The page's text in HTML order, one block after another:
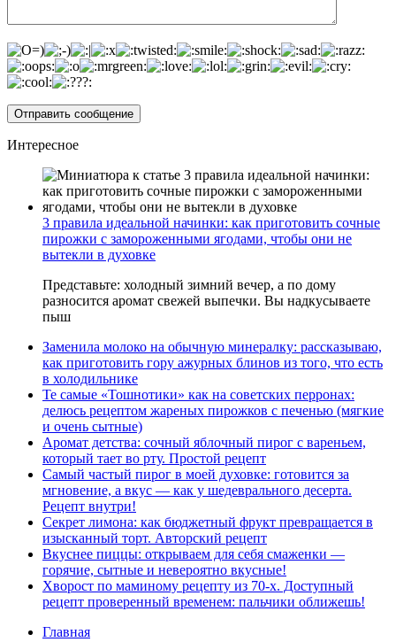
Интересное
3 правила идеальной начинки: как приготовить сочные
пирожки с замороженными ягодами, чтобы они не
вытекли в духовке
Представьте: холодный зимний вечер, а по дому
разносится аромат свежей выпечки. Вы надкусываете
пыш
Заменила молоко на обычную минералку: рассказываю,
как приготовить гору ажурных блинов из того, что есть
в холодильнике
Те самые «Тошнотики» как на советских перронах:
делюсь рецептом жареных пирожков с печенью (мягкие
и очень сытные)
Аромат детства: сочный яблочный пирог с вареньем,
который тает во рту. Простой рецепт
Самый частый пирог в моей духовке: готовится за
мгновение, а вкус — как у шедеврального десерта.
Рецепт внутри!
Секрет лимона: как бюджетный фрукт превращается в
изысканный торт. Авторский рецепт
Вкуснее пиццы: открываем для себя смаженки —
горячие, сытные и невероятно вкусные!
Хворост по маминому рецепту из 70-х. Доступный
рецепт проверенный временем: пальчики оближешь!
Главная